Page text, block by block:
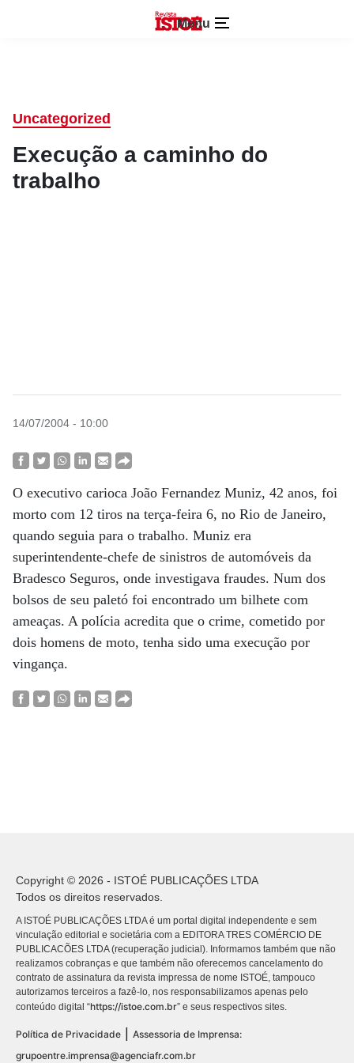
Menu
Uncategorized
Execução a caminho do
trabalho
14/07/2004 - 10:00
O executivo carioca João Fernandez Muniz, 42 anos, foi
morto com 12 tiros na terça-feira 6, no Rio de Janeiro,
quando seguia para o trabalho. Muniz era
superintendente-chefe de sinistros de automóveis da
Bradesco Seguros, onde investigava fraudes. Num dos
bolsos de seu paletó foi encontrado um bilhete com
ameaças. A polícia acredita que o crime, cometido por
dois homens de moto, tenha sido uma execução por
vingança.
Copyright © 2026 - ISTOÉ PUBLICAÇÕES LTDA
Todos os direitos reservados.
A ISTOÉ PUBLICAÇÕES LTDA é um portal digital independente e sem
vinculação editorial e societária com a EDITORA TRES COMÉRCIO DE
PUBLICACÕES LTDA (recuperação judicial). Informamos também que não
realizamos cobranças e que também não oferecemos cancelamento do
contrato de assinatura da revista impressa de nome ISTOÉ, tampouco
autorizamos terceiros a fazê-lo, nos responsabilizamos apenas pelo
conteúdo digital “https://istoe.com.br” e seus respectivos sites.
Política de Privacidade
Assessoria de Imprensa:
grupoentre.imprensa@agenciafr.com.br